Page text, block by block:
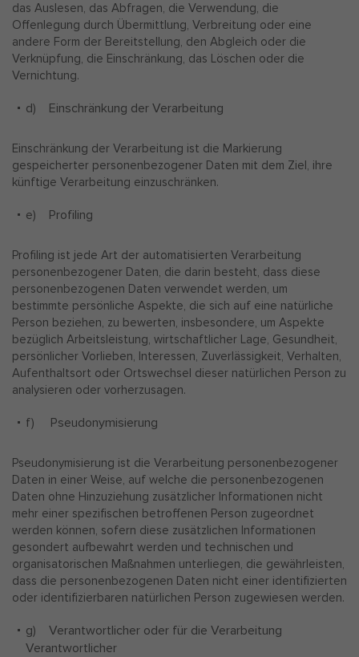
das Auslesen, das Abfragen, die Verwendung, die
Offenlegung durch Übermittlung, Verbreitung oder eine
andere Form der Bereitstellung, den Abgleich oder die
Verknüpfung, die Einschränkung, das Löschen oder die
Vernichtung.
d) Einschränkung der Verarbeitung
Einschränkung der Verarbeitung ist die Markierung
gespeicherter personenbezogener Daten mit dem Ziel, ihre
künftige Verarbeitung einzuschränken.
e) Profiling
Profiling ist jede Art der automatisierten Verarbeitung
personenbezogener Daten, die darin besteht, dass diese
personenbezogenen Daten verwendet werden, um
bestimmte persönliche Aspekte, die sich auf eine natürliche
Person beziehen, zu bewerten, insbesondere, um Aspekte
bezüglich Arbeitsleistung, wirtschaftlicher Lage, Gesundheit,
persönlicher Vorlieben, Interessen, Zuverlässigkeit, Verhalten,
Aufenthaltsort oder Ortswechsel dieser natürlichen Person zu
analysieren oder vorherzusagen.
f) Pseudonymisierung
Pseudonymisierung ist die Verarbeitung personenbezogener
Daten in einer Weise, auf welche die personenbezogenen
Daten ohne Hinzuziehung zusätzlicher Informationen nicht
mehr einer spezifischen betroffenen Person zugeordnet
werden können, sofern diese zusätzlichen Informationen
gesondert aufbewahrt werden und technischen und
organisatorischen Maßnahmen unterliegen, die gewährleisten,
dass die personenbezogenen Daten nicht einer identifizierten
oder identifizierbaren natürlichen Person zugewiesen werden.
g) Verantwortlicher oder für die Verarbeitung
Verantwortlicher